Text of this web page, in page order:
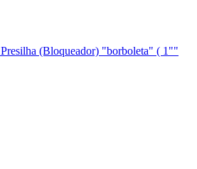
Presilha (Bloqueador) "borboleta" ( 1""